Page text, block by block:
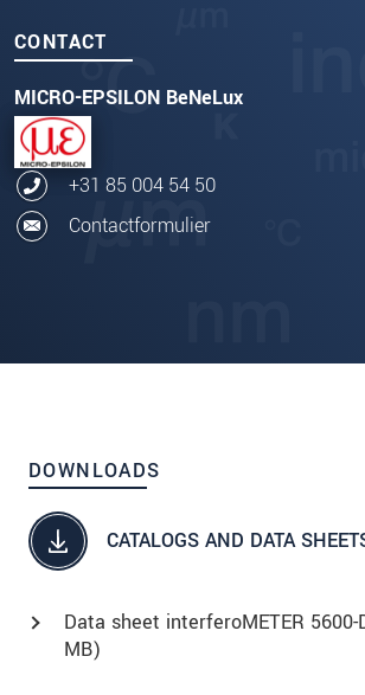
CONTACT
MICRO-EPSILON BeNeLux
+31 85 004 54 50
Contactformulier
DOWNLOADS
CATALOGS AND DATA
Data sheet interferoMETER 5600-
MB)